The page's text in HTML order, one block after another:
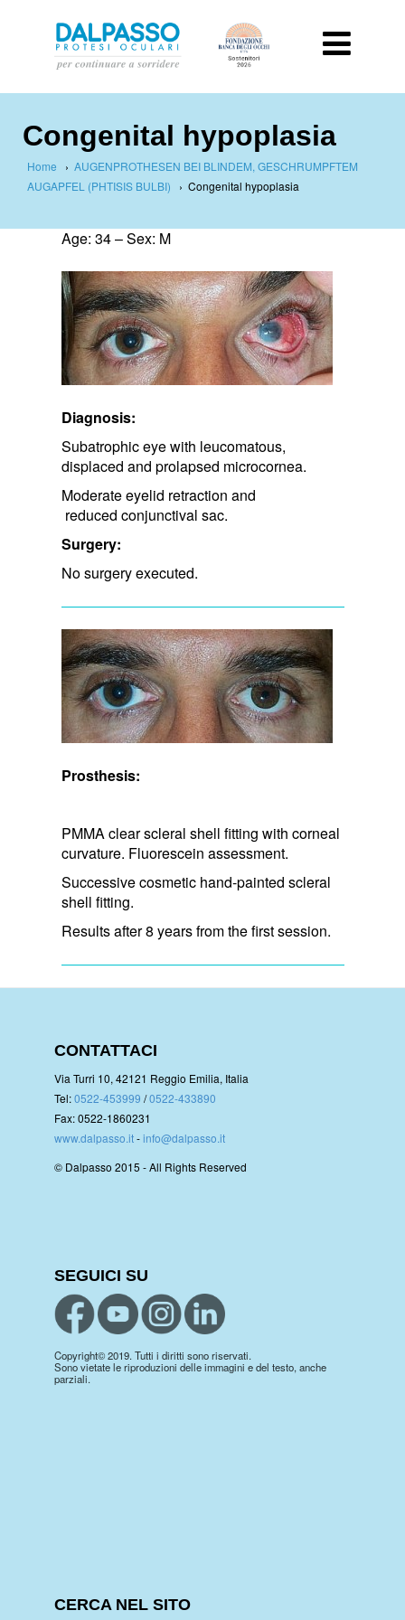
Congenital hypoplasia
Home › AUGENPROTHESEN BEI BLINDEM, GESCHRUMPFTEM
AUGAPFEL (PHTISIS BULBI) › Congenital hypoplasia
Age: 34 – Sex: M
Diagnosis:
Subatrophic eye with leucomatous,
displaced and prolapsed microcornea.
Moderate eyelid retraction and​
reduced conjunctival sac.
Surgery:
No surgery executed.
Prosthesis:
PMMA clear scleral shell fitting with corneal
curvature. Fluorescein assessment.
Successive cosmetic hand-painted scleral
shell fitting.
Results after 8 years from the first session.
CONTATTACI
Via Turri 10, 42121 Reggio Emilia, Italia
Tel:0522-453999 /0522-433890
Fax: 0522-1860231
www.dalpasso.it-info@dalpasso.it
© Dalpasso 2015 - All Rights Reserved
SEGUICI SU
Copyright© 2019. Tutti i diritti sono riservati.
Sono vietate le riproduzioni delle immagini e del testo, anche
parziali.
CERCA NEL SITO